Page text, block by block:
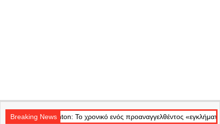
Navigation
Breaking News
Badminton: Το χρονικό ενός προαναγγελθέντος «εγκλήματος» στις